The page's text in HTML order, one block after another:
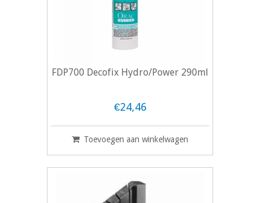
FDP700 Decofix Hydro/Power 290ml
€24,46
Toevoegen aan winkelwagen